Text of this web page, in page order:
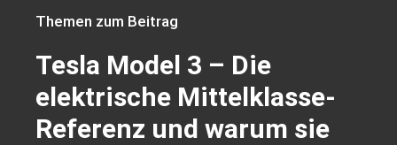
Themen zum Beitrag
Tesla Model 3 – Die
elektrische Mittelklasse-
Referenz und warum sie